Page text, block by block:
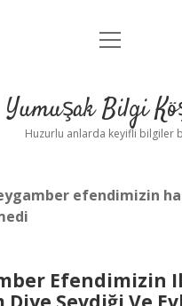
Anasayfa
Yasal Uyarı
menüyü
Yumuşak Bilgi
Huzurlu anlarda keyifli bilgiler
efendimizin
Efendimizin